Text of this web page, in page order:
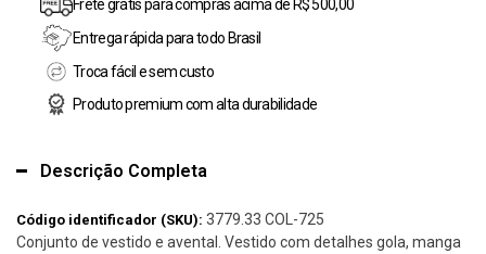
Frete grátis para compras acima de R$ 500,00
Entrega rápida para todo Brasil
Troca fácil e sem custo
Produto premium com alta durabilidade
Descrição Completa
Código identificador (SKU): 3779.33 COL-725
Conjunto de vestido e avental. Vestido com detalhes gola, manga